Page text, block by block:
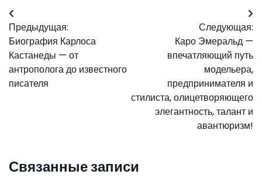
Навигация
по
записям
Предыдущая:
Биография Карлоса
Кастанеды — от
антрополога до известного
писателя
Следующая:
Каро Эмеральд —
впечатляющий путь
модельера,
предпринимателя и
стилиста, олицетворяющего
элегантность, талант и
авантюризм!
Связанные записи